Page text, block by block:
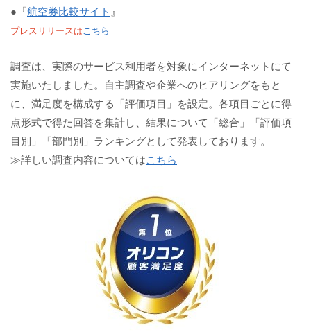
●『航空券比較サイト 』
プレスリリースはこちら
調査は、実際のサービス利用者を対象にインターネットにて
実施いたしました。自主調査や企業へのヒアリングをもと
に、満足度を構成する「評価項目」を設定。各項目ごとに得
点形式で得た回答を集計し、結果について「総合」「評価項
目別」「部門別」ランキングとして発表しております。
≫詳しい調査内容についてはこちら